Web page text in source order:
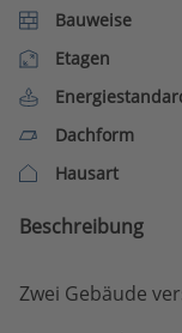
Bauweise
Etagen
Dachform
Hausart
Beschreibung
Zwei Gebäude